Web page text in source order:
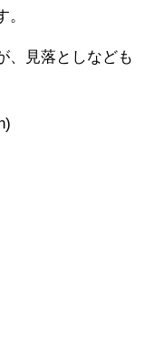
、見落としなども